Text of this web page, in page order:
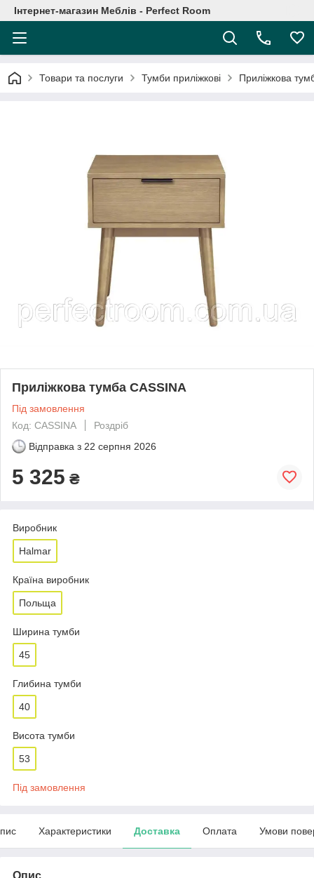
Інтернет-магазин Меблів - Perfect Room
Товари та послуги Тумби приліжкові Приліжкова
Приліжкова тумба CASSINA
Під замовлення
Код: CASSINA
Роздріб
Відправка з 22 серпня 2026
5 325 ₴
Виробник
Halmar
Країна виробник
Польща
Ширина тумби
45
Глибина тумби
40
Висота тумби
53
Під замовлення
Характеристики Доставка Оплата Умови
Опис